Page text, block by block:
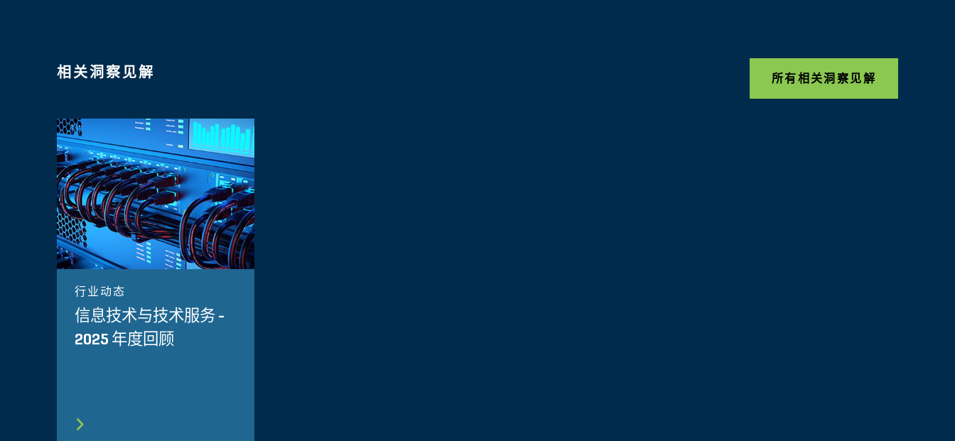
相关洞察见解 所有相关洞察见解
行业动态
信息技术与技术服务 -
2025 年度回顾